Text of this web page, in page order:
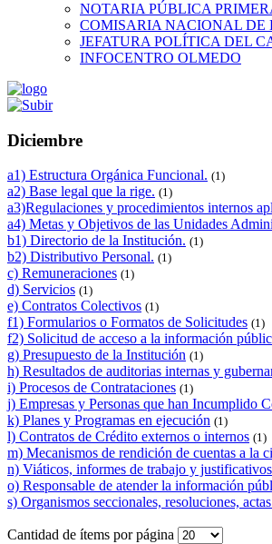
NOTARIA PÚBLICA
COMISARIA NACIONAL DE
JEFATURA POLÍTICA DEL
INFOCENTRO OLMEDO
Diciembre
a1) Estructura Orgánica Funcional. (1)
a2) Base legal que la rige. (1)
a3)Regulaciones y procedimientos internos
a4) Metas y Objetivos de las Unidades
b1) Directorio de la Institución. (1)
b2) Distributivo Personal. (1)
c) Remuneraciones (1)
d) Servicios (1)
e) Contratos Colectivos (1)
f1) Formularios o Formatos de Solicitudes (1)
f2) Solicitud de acceso a la información
g) Presupuesto de la Institución (1)
h) Resultados de auditorias internas y
i) Procesos de Contrataciones (1)
j) Empresas y Personas que han Incumplido
k) Planes y Programas en ejecución (1)
l) Contratos de Crédito externos o internos (1)
m) Mecanismos de rendición de cuentas a la
n) Viáticos, informes de trabajo y justificativos
o) Responsable de atender la información
s) Organismos seccionales, resoluciones,
Cantidad de ítems por página